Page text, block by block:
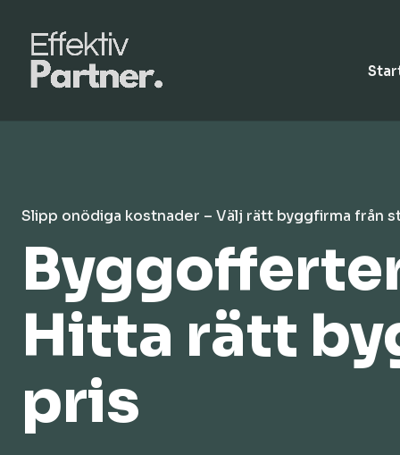
Slipp onödiga kostnader – Välj rätt byggfirma från
Hitta rätt
pris